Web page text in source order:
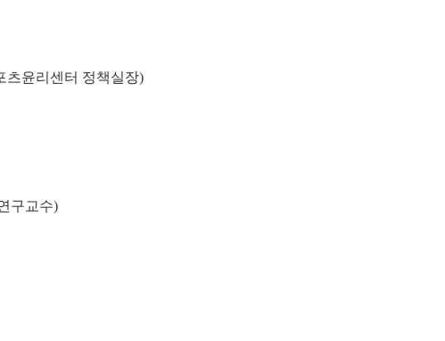
츠윤리센터 정책실장)
구교수)